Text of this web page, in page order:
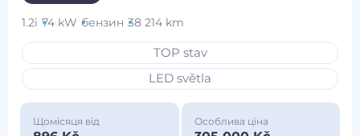
1.2i 74 kW бензин 38 214 km
TOP stav
LED světla
Щомісяця від Особлива ціна